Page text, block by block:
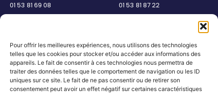
Pour offrir les meilleures expériences, nous utilisons des technologies
telles que les cookies pour stocker et/ou accéder aux informations des
appareils. Le fait de consentir à ces technologies nous permettra de
traiter des données telles que le comportement de navigation ou les ID
uniques sur ce site. Le fait de ne pas consentir ou de retirer son
consentement peut avoir un effet négatif sur certaines caractéristiques
01 53 81 69 08
01 53 81 87 22
NEWSLETTER
Découvrez les actualités
et les nouveautés
SAVOIR-FAIRE
La Maison
Joaillier négociant
Engagements
Guide des pierres
Guide joaillerie